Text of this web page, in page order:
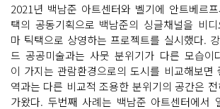
2021년 백남준 아트센터와 벨기에 안트베르
택의 공동기획으로 백남준의 싱글채널을 비
마 틱택으로 상영하는 프로젝트를 실시했다.
드 공공미술과는 사뭇 분위기가 다른 모습이
이 가지는 관람환경으로의 도시를 비교해보면
역과는 다른 비교적 조용한 분위기의 공간은
가왔다. 두번째 사례는 백남준 아트센터에서